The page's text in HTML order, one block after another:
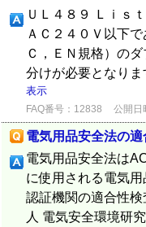
ＵＬ４８９ Ｌｉｓ
ＡＣ２４０Ｖ以下
Ｃ，ＥＮ規格）の
分けが必要となり
表示
FAQ番号：12838 公開日
電気用品安全法の適
電気用品安全法は
に使用される電気
認証機関の適合性
人 電気安全環境研